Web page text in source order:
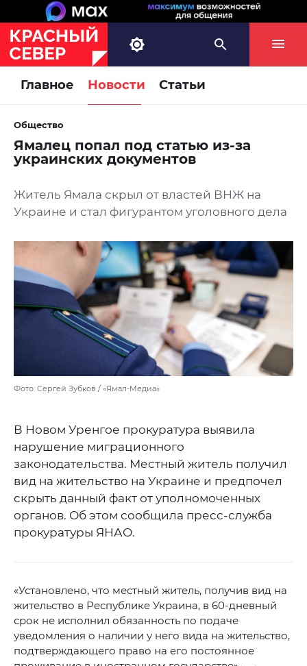
Главное Новости Статьи
Общество
Ямалец попал под статью из-за
украинских документов
Житель Ямала скрыл от властей ВНЖ на
Украине и стал фигурантом уголовного дела
Фото: Сергей Зубков / «Ямал-Медиа»
В Новом Уренгое прокуратура выявила
нарушение миграционного
законодательства. Местный житель получил
вид на жительство на Украине и предпочел
скрыть данный факт от уполномоченных
органов. Об этом сообщила пресс-служба
прокуратуры ЯНАО.
«Установлено, что местный житель, получив вид на
жительство в Республике Украина, в 60-дневный
срок не исполнил обязанность по подаче
уведомления о наличии у него вида на жительство,
подтверждающего право на его постоянное